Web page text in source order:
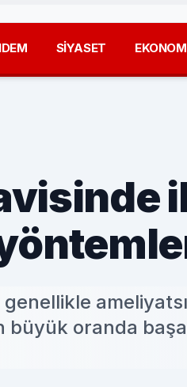
SİYASET
genellikle
oranda